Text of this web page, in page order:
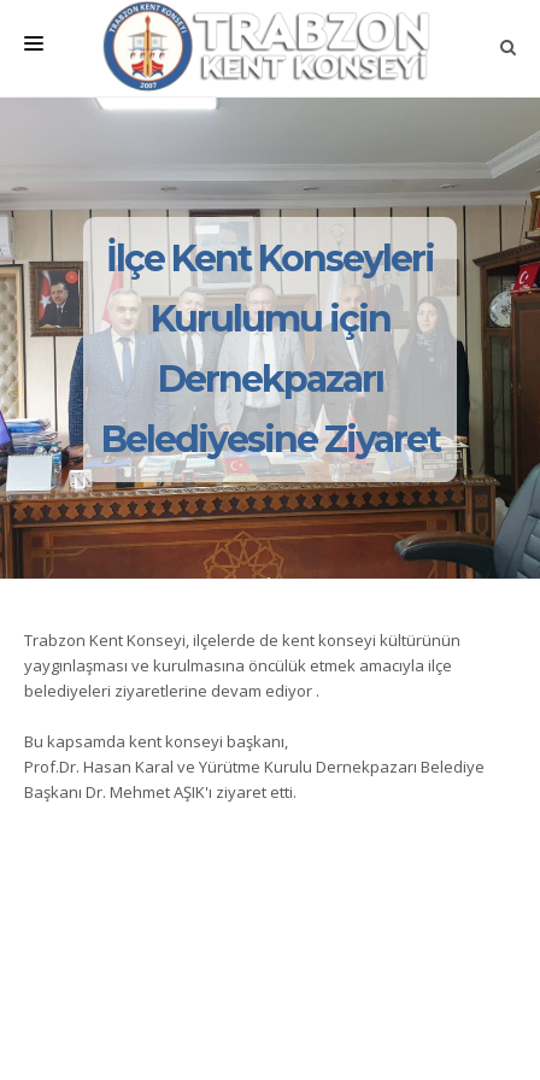
MEVZUATLAR
MECLİSLER
ÇALIŞMA GRUPLARI
İLETİŞİM
İlçe Kent Konseyleri
Kurulumu için
Dernekpazarı
Belediyesine Ziyaret
Trabzon Kent Konseyi, ilçelerde de kent konseyi kültürünün
yaygınlaşması ve kurulmasına öncülük etmek amacıyla ilçe
belediyeleri ziyaretlerine devam ediyor .
Bu kapsamda kent konseyi başkanı,
Prof.Dr. Hasan Karal ve Yürütme Kurulu Dernekpazarı Belediye
Başkanı Dr. Mehmet AŞIK'ı ziyaret etti.